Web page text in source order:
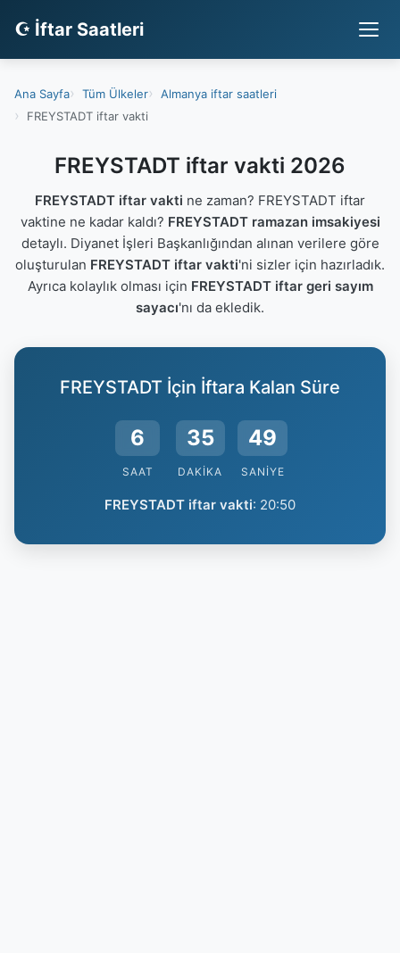
☪ İftar Saatleri
Ana Sayfa Tüm Ülkeler
Almanya iftar saatleri
FREYSTADT iftar vakti
FREYSTADT iftar vakti 2026
FREYSTADT iftar vakti ne zaman? FREYSTADT iftar
vaktine ne kadar kaldı? FREYSTADT ramazan imsakiyesi
detaylı. Diyanet İşleri Başkanlığından alınan verilere göre
oluşturulan FREYSTADT iftar vakti'ni sizler için hazırladık.
Ayrıca kolaylık olması için FREYSTADT iftar geri sayım
sayacı'nı da ekledik.
FREYSTADT İçin İftara Kalan Süre
6
SAAT
35
DAKIKA
48
SANIYE
FREYSTADT iftar vakti: 20:50